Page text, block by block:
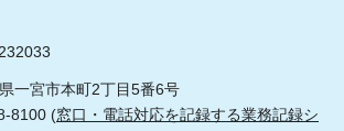
一宮市本町2丁目5番6号
8100 (窓口・電話対応を記録する業務記録シ